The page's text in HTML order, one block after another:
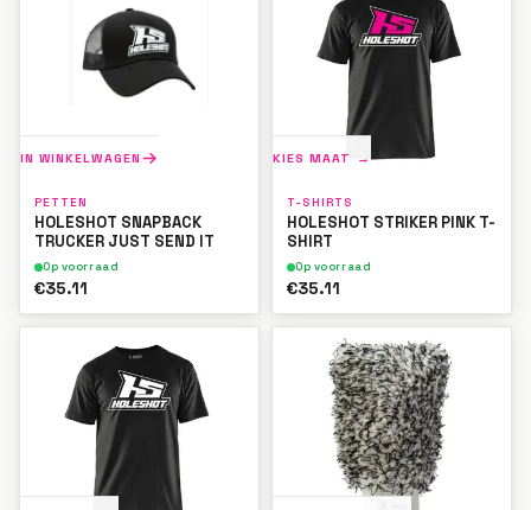
IN WINKELWAGEN
PETTEN
HOLESHOT SNAPBACK
TRUCKER JUST SEND IT
Op voorraad
€35.11
KIES MAAT →
T-SHIRTS
HOLESHOT STRIKER PINK T-
SHIRT
Op voorraad
€35.11